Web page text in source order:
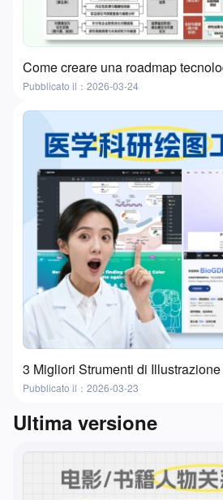
Pubblicato il：2026-03-24
Pubblicato il：2026-03-23
Ultima versione